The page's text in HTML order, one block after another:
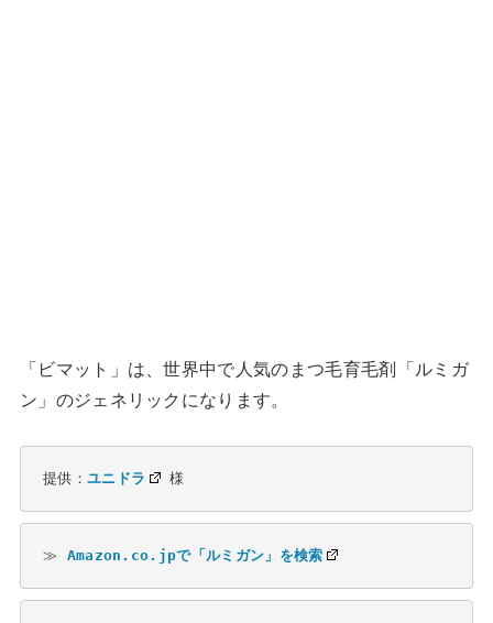
「ビマット」は、世界中で人気のまつ毛育毛剤「ルミガ
ン」のジェネリックになります。
提供： ユニドラ 様
≫ Amazon.co.jpで「ルミガン」を検索